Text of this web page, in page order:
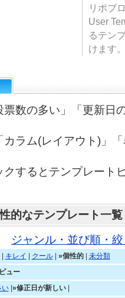
リポブ
User
るテン
けます
票数の多い」「更新日
カラム(レイアウト)」
クするとテンプレート
的なテンプレート一覧
ジャンル・並び順・
| キレイ クール| »個性的| 未分類
ュー
い| »修正日が新しい|